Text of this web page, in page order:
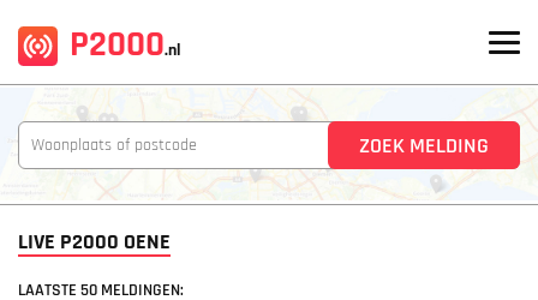
P2000.nl
LIVE P2000 OENE
LAATSTE 50 MELDINGEN: